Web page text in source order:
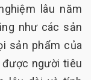
lâu năm
như các sản
sản phẩm của
được người tiêu